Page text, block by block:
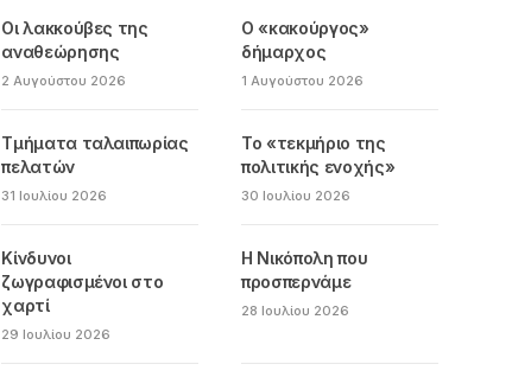
Οι λακκούβες της
αναθεώρησης
2 Αυγούστου 2026
Ο «κακούργος»
δήμαρχος
1 Αυγούστου 2026
Τμήματα ταλαιπωρίας
πελατών
31 Ιουλίου 2026
Το «τεκμήριο της
πολιτικής ενοχής»
30 Ιουλίου 2026
Κίνδυνοι
ζωγραφισμένοι στο
χαρτί
29 Ιουλίου 2026
Η Νικόπολη που
προσπερνάμε
28 Ιουλίου 2026